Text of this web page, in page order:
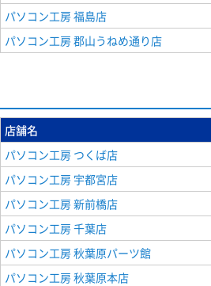
パソコン工房 福島店
パソコン工房 郡山うねめ通り店
店舗名
パソコン工房 つくば店
パソコン工房 宇都宮店
パソコン工房 新前橋店
パソコン工房 千葉店
パソコン工房 秋葉原パーツ館
パソコン工房 秋葉原本店